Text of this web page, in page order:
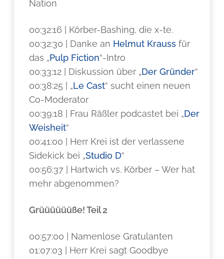
Nation
00:32:16 | Körber-Bashing, die x-te.
00:32:30 | Danke an Helmut Krauss für
das „Pulp Fiction“-Intro
00:33:12 | Diskussion über „Der Gründer“
00:38:25 | „Le Cast“ sucht einen neuen
Co-Moderator
00:39:18 | Frau Räßler podcastet bei „Der
Weisheit“
00:41:00 | Herr Krei ist der verlassene
Sidekick bei „Studio D“
00:56:37 | Hartwich vs. Körber – Wer hat
mehr abgenommen?
Grüüüüüüße! Teil 2
00:57:00 | Namenlose Gratulanten
01:07:03 | Herr Krei sagt Goodbye